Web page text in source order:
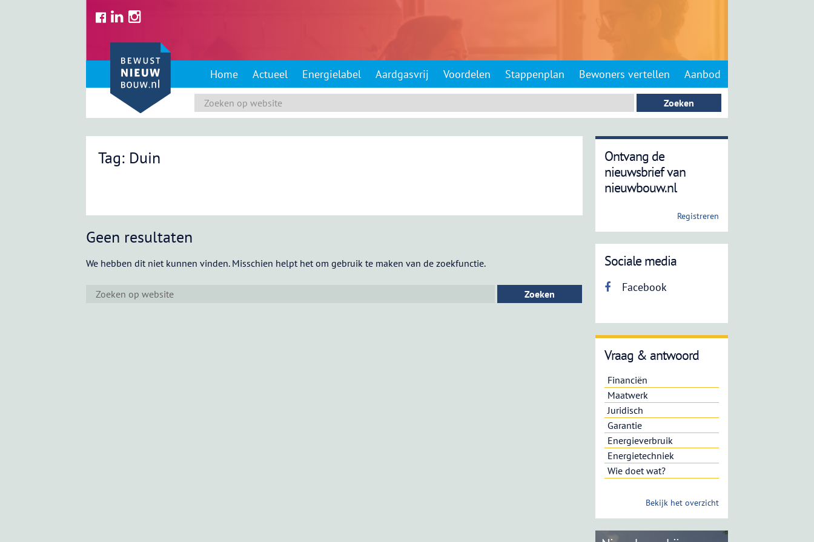
Home Actueel Energielabel Aardgasvrij Voordelen Stappenplan Bewoners vertellen Aanbod
Tag: Duin
Geen resultaten
We hebben dit niet kunnen vinden. Misschien helpt het om gebruik te maken van de zoekfunctie.
Ontvang de
nieuwsbrief van
nieuwbouw.nl
Registreren
Sociale media
Facebook
Vraag & antwoord
Financiën
Maatwerk
Juridisch
Garantie
Energieverbruik
Energietechniek
Wie doet wat?
Bekijk het overzicht